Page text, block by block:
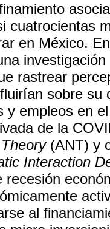
cuatrocientas
en México.
rastrear
sobre su
y empleos en
de la
(ANT) y
Interaction
recesión
al